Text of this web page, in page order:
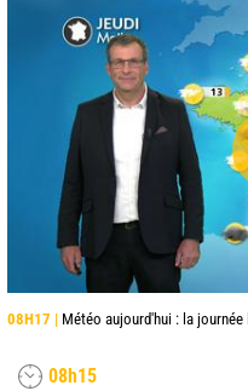
08H17 | Météo aujourd'hui : la journée la
08h15